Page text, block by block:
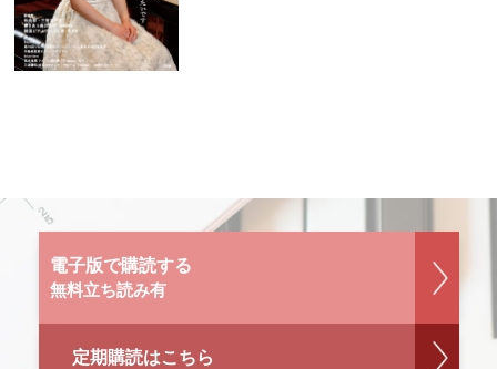
電子版で購読する
無料立ち読み有
定期購読はこちら